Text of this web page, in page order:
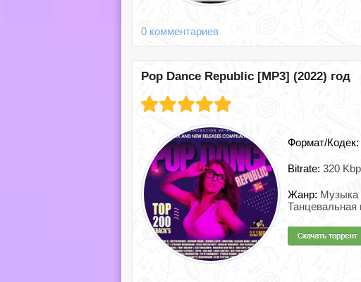
0 комментариев
Pop Dance Republic [MP3] (2022) год
Формат/Кодек:
Bitrate: 320
Жанр: Музыка